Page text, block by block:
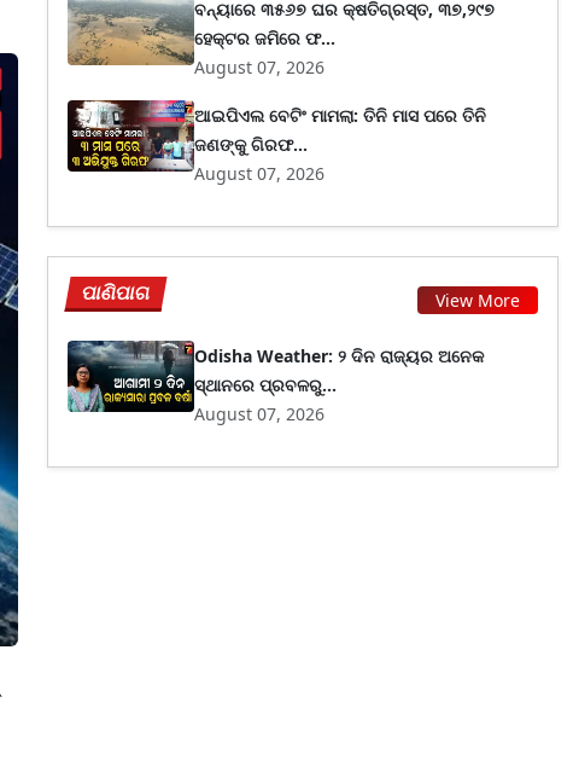
ବନ୍ୟାରେ ୩୫୬୭ ଘର କ୍ଷତିଗ୍ରସ୍ତ, ୩୭,୨୯୭
ହେକ୍ଟର ଜମିରେ ଫ...
August 07, 2026
ଆଇପିଏଲ ବେଟିଂ ମାମଲା: ତିନି ମାସ ପରେ ତିନି
ଜଣଙ୍କୁ ଗିରଫ...
August 07, 2026
ପାଣିପାଗ View More
Odisha Weather: ୨ ଦିନ ରାଜ୍ୟର ଅନେକ
ସ୍ଥାନରେ ପ୍ରବଳରୁ...
August 07, 2026